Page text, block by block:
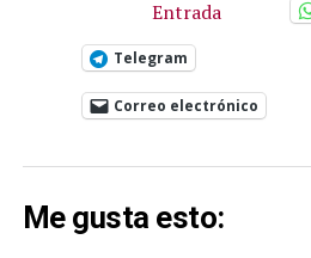
Entrada
Telegram
Correo electrónico
Me gusta esto: